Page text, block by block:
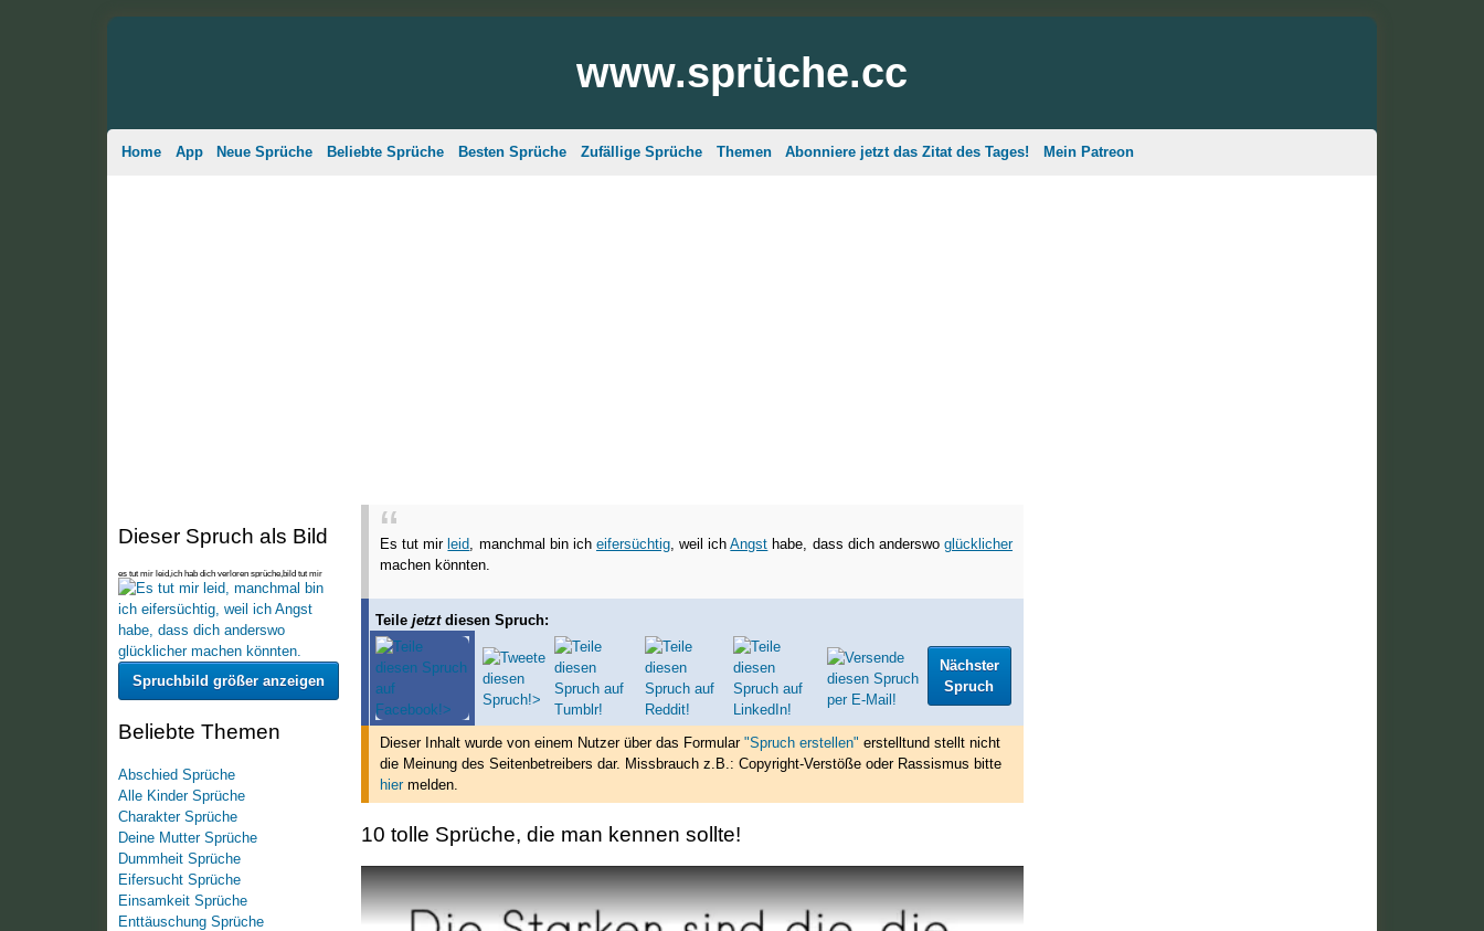
www.sprüche.cc
Home App Neue Sprüche Beliebte Sprüche Besten Sprüche Zufällige Sprüche Themen Abonniere jetzt das Zitat des Tages! Mein Patreon
Dieser Spruch als Bild
es tut mir leid,ich hab dich verloren sprüche,bild tut mir
leid,es tut mir leid sprüche,es tut mir l
Spruchbild größer anzeigen
Beliebte Themen
Abschied Sprüche
Alle Kinder Sprüche
Charakter Sprüche
Deine Mutter Sprüche
Dummheit Sprüche
Eifersucht Sprüche
Einsamkeit Sprüche
Enttäuschung Sprüche
Es tut mirleid , manchmal bin ich eifersüchtig, weil ichAngst habe, dass dich anderswoglücklicher
machen könnten.
Teilejetztdiesen Spruch:
Nächster
Spruch
Dieser Inhalt wurde von einem Nutzer über das Formular "Spruch erstellen" erstelltund stellt nicht
die Meinung des Seitenbetreibers dar. Missbrauch z.B.: Copyright-Verstöße oder Rassismus bitte
hiermelden.
10 tolle Sprüche, die man kennen sollte!